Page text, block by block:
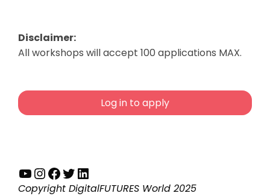
Disclaimer:
All workshops will accept 100 applications MAX.
Log in to apply
YouTube
Instagram
Facebook
Twitter
LinkedIn
Copyright DigitalFUTURES World 2025